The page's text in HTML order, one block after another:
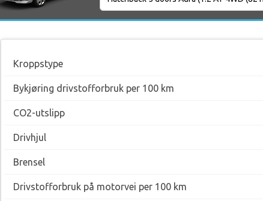
Kroppstype
Bykjøring drivstofforbruk per 100 km
CO2-utslipp
Drivhjul
Brensel
Drivstofforbruk på motorvei per 100 km